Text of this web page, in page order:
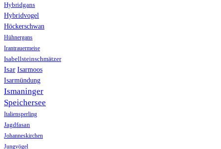
Hybridgans
Hybridvogel
Höckerschwan
Hühnergans
Irantrauermeise
Isabellsteinschmätzer
Isar Isarmoos
Isarmündung
Ismaninger
Speichersee
Italiensperling
Jagdfasan
Johanneskirchen
Jungvögel